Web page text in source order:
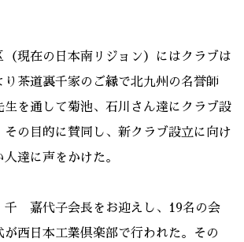
（現在の日本南リジョン）にはクラブは
り茶道裏千家のご縁で北九州の名誉師
を通して菊池、石川さん達にクラブ設
その目的に賛同し、新クラブ設立に向け
達に声をかけた。
嘉代子会長をお迎えし、19名の会
が西日本工業倶楽部で行われた。その